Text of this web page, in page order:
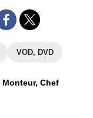
VOD, DVD
Monteur,Chef